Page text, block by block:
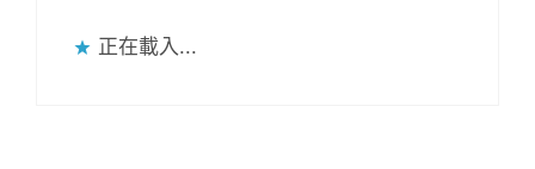
正在載入...